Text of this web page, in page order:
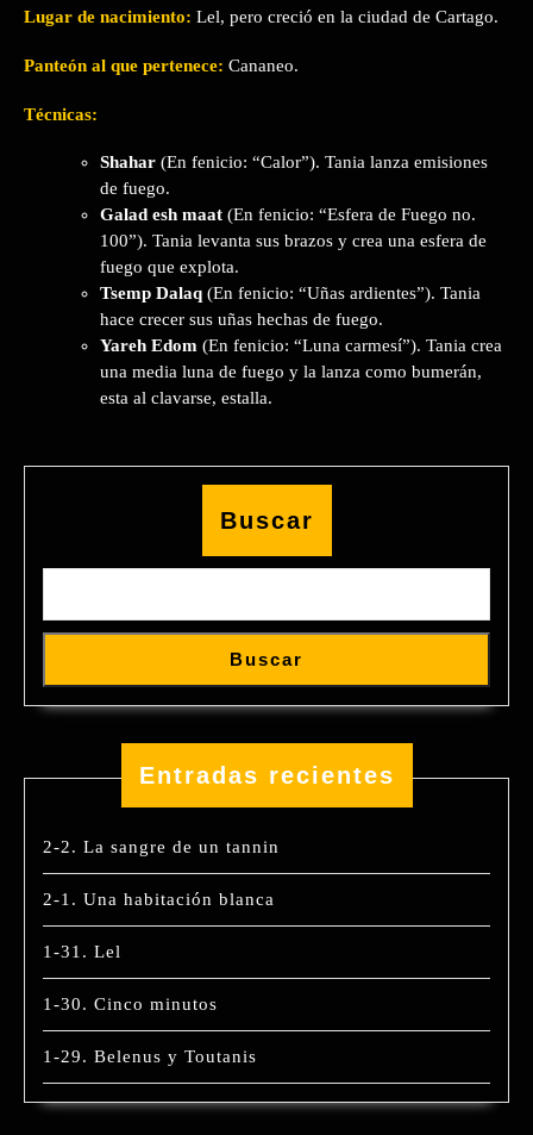
Lugar de nacimiento: Lel, pero creció en la ciudad de Cartago.
Panteón al que pertenece: Cananeo.
Técnicas:
Shahar (En fenicio: “Calor”). Tania lanza emisiones
de fuego.
Galad esh maat (En fenicio: “Esfera de Fuego no.
100”). Tania levanta sus brazos y crea una esfera de
fuego que explota.
Tsemp Dalaq (En fenicio: “Uñas ardientes”). Tania
hace crecer sus uñas hechas de fuego.
Yareh Edom (En fenicio: “Luna carmesí”). Tania crea
una media luna de fuego y la lanza como bumerán,
esta al clavarse, estalla.
Buscar
Buscar
Entradas recientes
2-2. La sangre de un tannin
2-1. Una habitación blanca
1-31. Lel
1-30. Cinco minutos
1-29. Belenus y Toutanis